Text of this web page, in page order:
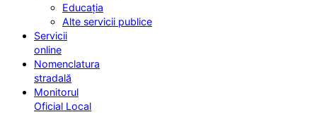
Educația
Alte servicii publice
Servicii
online
Nomenclatura
stradală
Monitorul
Oficial Local